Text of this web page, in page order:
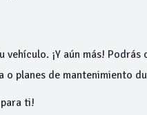
¡Y aún más! Podrás
o planes de mantenimiento
ti!